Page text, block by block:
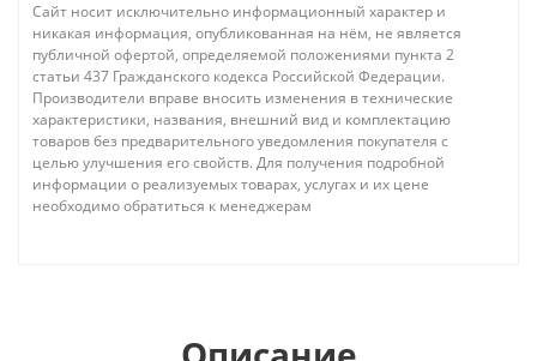
Сайт носит исключительно информационный характер и
никакая информация, опубликованная на нём, не является
публичной офертой, определяемой положениями пункта 2
статьи 437 Гражданского кодекса Российской Федерации.
Производители вправе вносить изменения в технические
характеристики, названия, внешний вид и комплектацию
товаров без предварительного уведомления покупателя с
целью улучшения его свойств. Для получения подробной
информации о реализуемых товарах, услугах и их цене
необходимо обратиться к менеджерам